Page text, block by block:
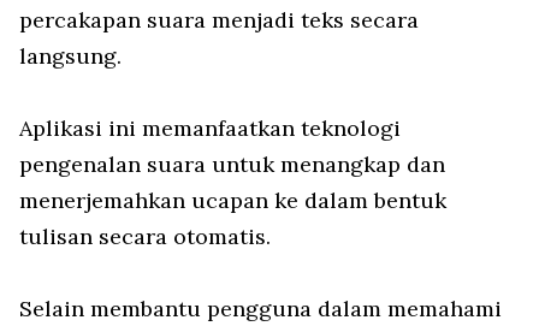
percakapan suara menjadi teks secara
langsung.
Aplikasi ini memanfaatkan teknologi
pengenalan suara untuk menangkap dan
menerjemahkan ucapan ke dalam bentuk
tulisan secara otomatis.
Selain membantu pengguna dalam memahami